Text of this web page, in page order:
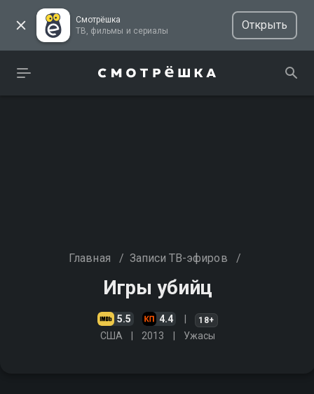
Смотрёшка
ТВ, фильмы и сериалы
Открыть
Главная / Записи ТВ-эфиров /
Игры убийц
5.5 4.4 18+
США 2013 Ужасы